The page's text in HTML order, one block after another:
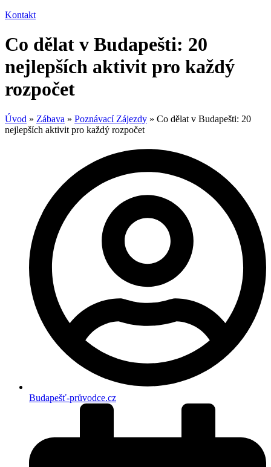
Kontakt
Co dělat v Budapešti: 20
nejlepších aktivit pro každý
rozpočet
Úvod » Zábava » Poznávací Zájezdy » Co dělat v Budapešti: 20
nejlepších aktivit pro každý rozpočet
Budapešť-průvodce.cz